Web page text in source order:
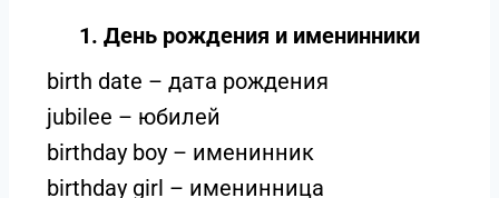
1. День рождения и именинники
birth date – дата рождения
jubilee – юбилей
birthday boy – именинник
birthday girl – именинница